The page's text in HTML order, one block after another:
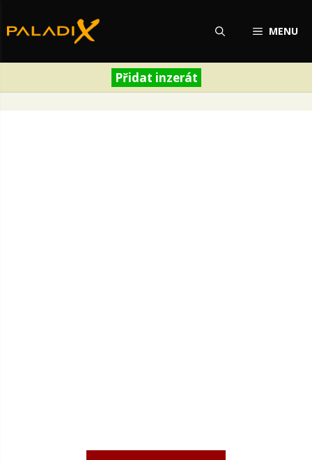
na
MENU
Přidat inzerát